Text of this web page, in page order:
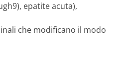
epatite acuta),
che modificano il modo